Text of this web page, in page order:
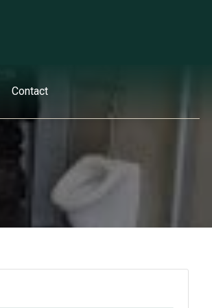
Contact